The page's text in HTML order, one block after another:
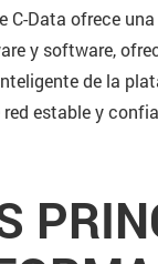
Data ofrece
y software,
de la
estable y